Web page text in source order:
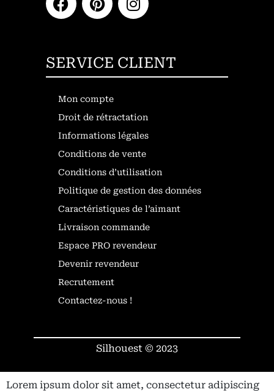
SERVICE CLIENT
Mon compte
Droit de rétractation
Informations légales
Conditions de vente
Conditions d’utilisation
Politique de gestion des données
Caractéristiques de l’aimant
Livraison commande
Espace PRO revendeur
Devenir revendeur
Recrutement
Contactez-nous !
Silhouest © 2023
Lorem ipsum dolor sit amet, consectetur adipiscing